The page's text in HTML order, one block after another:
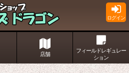
ログイン
店舗
フィールドレギュレー
ション